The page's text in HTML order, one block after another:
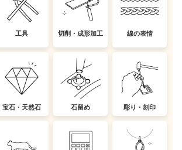
工具 切削・成形加工 線の表情
宝石・天然石 石留め 彫り・刻印